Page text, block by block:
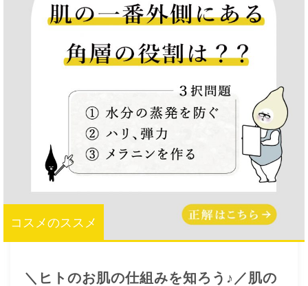
コスメのススメ
＼ヒトのお肌の仕組みを知ろう♪／肌の